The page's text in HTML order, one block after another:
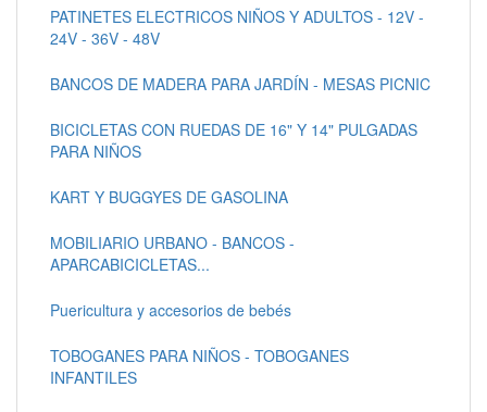
PATINETES ELECTRICOS NIÑOS Y ADULTOS - 12V -
24V - 36V - 48V
BANCOS DE MADERA PARA JARDÍN - MESAS PICNIC
BICICLETAS CON RUEDAS DE 16" Y 14" PULGADAS
PARA NIÑOS
KART Y BUGGYES DE GASOLINA
MOBILIARIO URBANO - BANCOS -
APARCABICICLETAS...
Puericultura y accesorios de bebés
TOBOGANES PARA NIÑOS - TOBOGANES
INFANTILES